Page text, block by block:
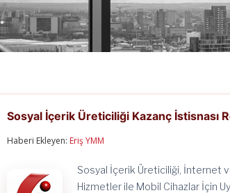
Sosyal İçerik Üreticiliği Kazanç İstisnası
Haberi Ekleyen: Eriş YMM
Sosyal İçerik Üreticiliği, İnternet
Hizmetler ile Mobil Cihazlar İçin